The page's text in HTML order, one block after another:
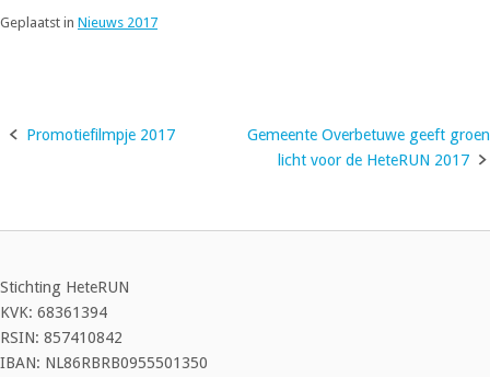
Geplaatst in Nieuws 2017
Bericht
Promotiefilmpje 2017
Gemeente Overbetuwe geeft groen
licht voor de HeteRUN 2017
Stichting HeteRUN
KVK: 68361394
RSIN: 857410842
IBAN: NL86RBRB0955501350